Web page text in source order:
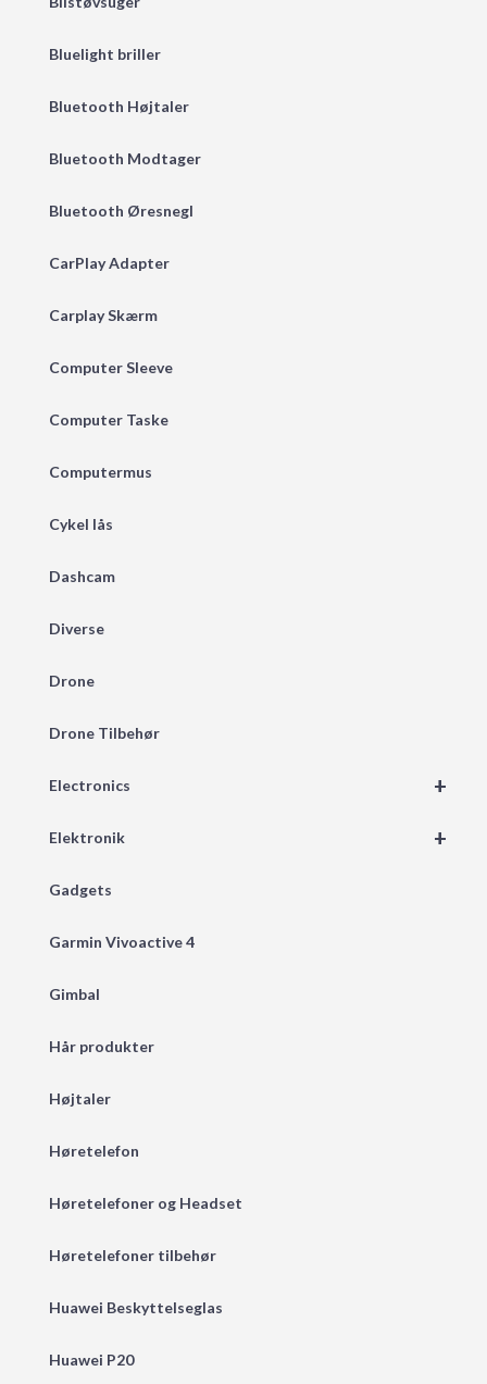
Bluelight briller
Bluetooth Højtaler
Bluetooth Modtager
Bluetooth Øresnegl
CarPlay Adapter
Carplay Skærm
Computer Sleeve
Computer Taske
Computermus
Cykel lås
Dashcam
Diverse
Drone
Drone Tilbehør
+
Electronics
+
Elektronik
Gadgets
Garmin Vivoactive 4
Gimbal
Hår produkter
Højtaler
Høretelefon
Høretelefoner og Headset
Høretelefoner tilbehør
Huawei Beskyttelseglas
Huawei P20